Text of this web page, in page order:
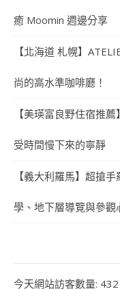
癒 Moomin 週邊分享
【北海道 札幌】
尚的高水準咖啡廳！
【美瑛富良野住宿推
受時間慢下來的寧靜
【義大利羅馬】超搶
學、地下層導覽與參觀
今天網站訪客數量: 432